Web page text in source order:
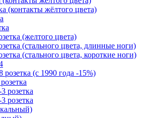
(контакты жёлтого цвета)
(желтого цвета)
(стального цвета, длинные ноги)
(стального цвета, короткие ноги)
(с 1990 года -15%)
розетка
розетка